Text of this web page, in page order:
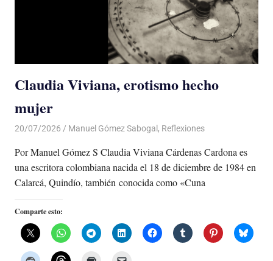
Claudia Viviana, erotismo hecho
mujer
20/07/2026 De todo un Poco
Manuel Gómez Sabogal , Reflexiones
Por Manuel Gómez S Claudia Viviana Cárdenas Cardona es
una escritora colombiana nacida el 18 de diciembre de 1984 en
Calarcá, Quindío, también conocida como «Cuna
Comparte esto: